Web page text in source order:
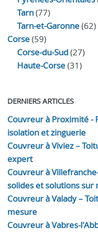
Tarn(77)
Tarn-et-Garonne(62)
Corse(59)
Corse-du-Sud(27)
Haute-Corse(31)
DERNIERS ARTICLES
Couvreur à Proximité -
isolation et zinguerie
Couvreur à Viviez –
expert
Couvreur à
solides et solutions sur
Couvreur à Valady –
mesure
Couvreur à Vabres-